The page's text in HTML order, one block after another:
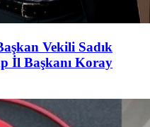
Vekili Sadık
İl Başkanı Koray